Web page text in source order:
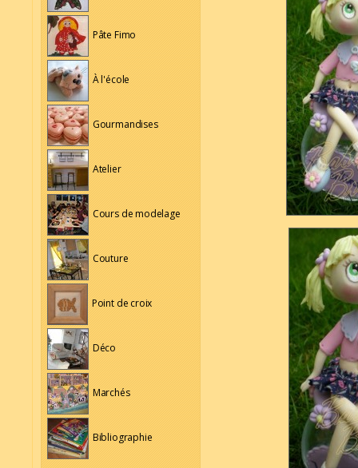
Pâte Fimo
À l'école
Gourmandises
Atelier
Cours de modelage
Couture
Point de croix
Déco
Marchés
Bibliographie